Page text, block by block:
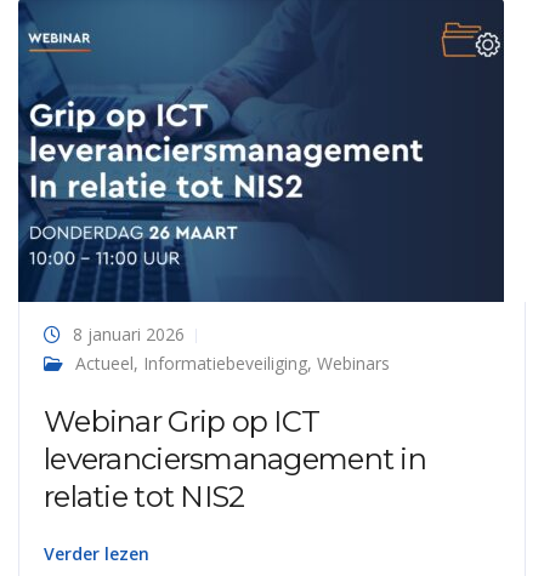
8 januari 2026
Actueel, Informatiebeveiliging, Webinars
Webinar Grip op ICT
leveranciersmanagement in
relatie tot NIS2
Verder lezen